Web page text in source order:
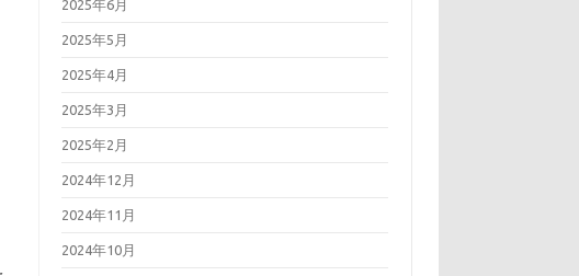
2025年6月
2025年5月
2025年4月
2025年3月
2025年2月
2024年12月
2024年11月
2024年10月